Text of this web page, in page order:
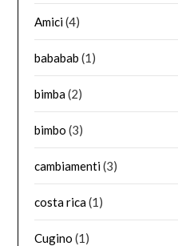
Amici(4)
bababab (1)
bimba(2)
bimbo (3)
cambiamenti(3)
costa rica(1)
Cugino (1)